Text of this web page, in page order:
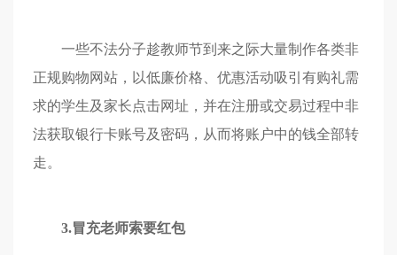
一些不法分子趁教师节到来之际大量制作各类非
正规购物网站，以低廉价格、优惠活动吸引有购礼需
求的学生及家长点击网址，并在注册或交易过程中非
法获取银行卡账号及密码，从而将账户中的钱全部转
走。
3.冒充老师索要红包